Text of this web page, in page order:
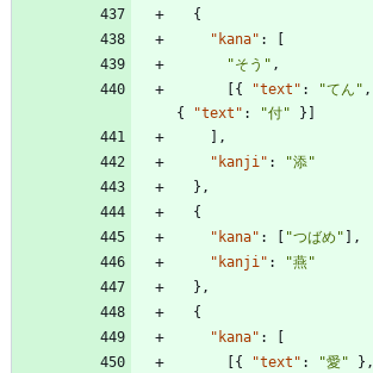
{
"kana" :
"そう" ,
{ "text" : "てん" ,
{
"text" : "付" }
,
"kanji" :
"添"
} ,
{
"kana" : "つばめ"
,
"kanji" :
"燕"
} ,
{
"kana" :
{ "text" : "愛" } ,